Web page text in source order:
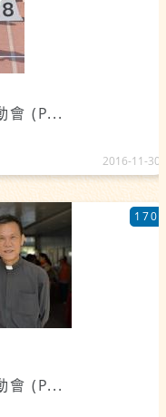
會 (P...
2016-11-30
會 (P...
170